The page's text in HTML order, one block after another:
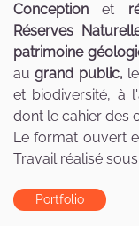
Conception et
Réserves
patrimoine
augrand public,
et biodiversité, à
dont le cahier des
Le format ouvert
Travail réalisé
Portfolio